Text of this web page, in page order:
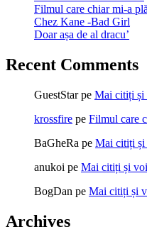
Filmul care chiar mi-a
Chez Kane -Bad Girl
Doar așa de al dracu’
Recent Comments
GuestStarpe Mai citiți și
krossfire pe Filmul care
BaGheRa pe Mai citiți și
anukoi pe Mai citiți și
BogDan pe Mai citiți și
Archives